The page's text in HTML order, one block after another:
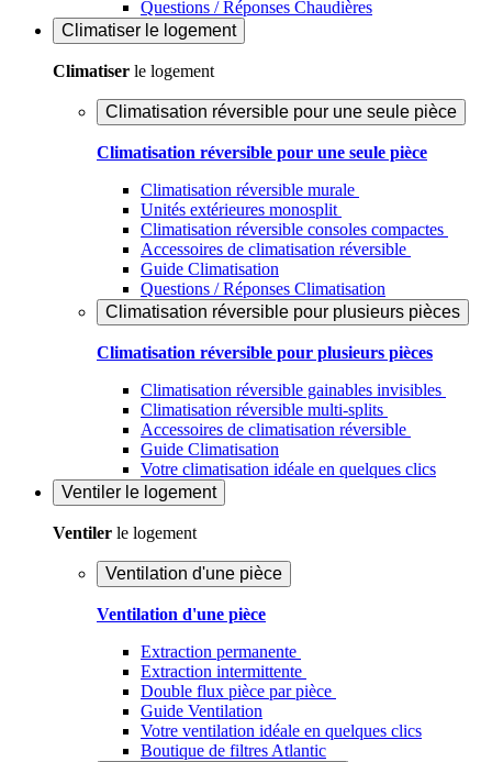
Questions / Réponses Chaudières
Climatiser le logement
Climatiser le logement
Climatisation réversible pour une seule pièce
Climatisation réversible pour une seule pièce
Climatisation réversible murale
Unités extérieures monosplit
Climatisation réversible consoles compactes
Accessoires de climatisation réversible
Guide Climatisation
Questions / Réponses Climatisation
Climatisation réversible pour plusieurs pièces
Climatisation réversible pour plusieurs pièces
Climatisation réversible gainables invisibles
Climatisation réversible multi-splits
Accessoires de climatisation réversible
Guide Climatisation
Votre climatisation idéale en quelques clics
Ventiler le logement
Ventiler le logement
Ventilation d'une pièce
Ventilation d'une pièce
Extraction permanente
Extraction intermittente
Double flux pièce par pièce
Guide Ventilation
Votre ventilation idéale en quelques clics
Boutique de filtres Atlantic